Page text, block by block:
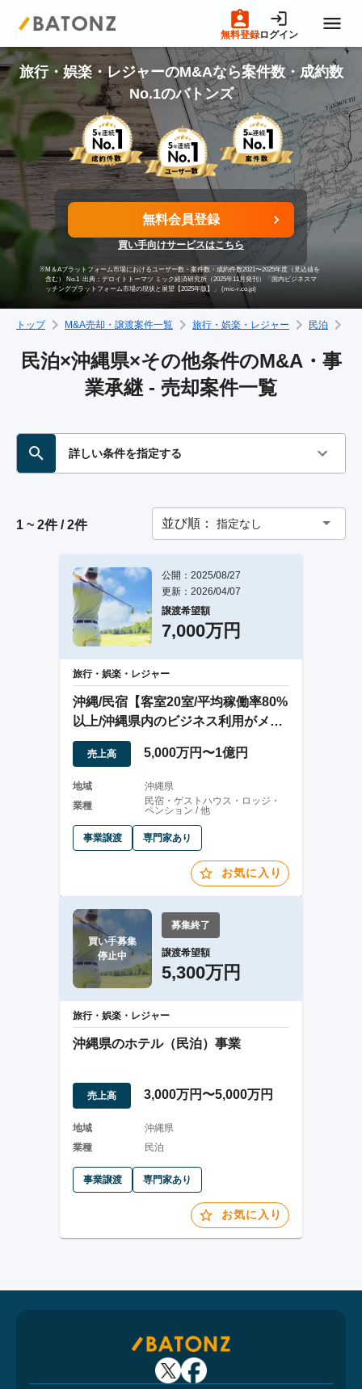
無料登録ログイン
トップページ
M&A案件一覧
売りたい方へ
買いたい方へ
成約事例
M&A専門家の方へ
旅行・娯楽・レジャーのM&Aなら案件数・成約数
No.1のバトンズ
無料会員登録
買い手向けサービスはこちら
※M＆Aプラットフォーム市場におけるユーザー数・案件数・成約件数2021〜2025年度（見込値を
含む） No.1 出典：デロイトトーマツ ミック経済研究所（2025年11月発刊）「国内ビジネスマ
ッチングプラットフォーム市場の現状と展望【2025年版】」 (mic-r.co.jp)
トップ M&A売却・譲渡案件一覧 旅行・娯楽・レジャー 民泊
民泊×沖縄県×その他条件のM&A・事
業承継 - 売却案件一覧
詳しい条件を指定する
1 ~ 2件 / 2件 並び順： 指定なし
公開：2025/08/27
更新：2026/04/07
譲渡希望額
7,000万円
旅行・娯楽・レジャー
沖縄/民宿【客室20室/平均稼働率80%
以上/沖縄県内のビジネス利用がメイ
ン】
売上高 5,000万円〜1億円
地域
沖縄県
業種
民宿・ゲストハウス・ロッジ・
ペンション / 他
事業譲渡 専門家あり
お気に入り
買い手募集
停止中
募集終了
譲渡希望額
5,300万円
旅行・娯楽・レジャー
沖縄県のホテル（民泊）事業
売上高 3,000万円〜5,000万円
地域
沖縄県
業種
民泊
事業譲渡 専門家あり
お気に入り